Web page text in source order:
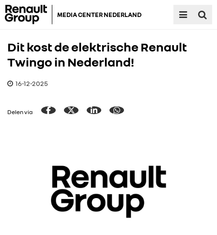
MEDIA CENTER NEDERLAND
Dit kost de elektrische Renault
Twingo in Nederland!
16-12-2025
Delen via